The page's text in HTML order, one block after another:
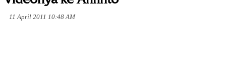
11 April 2011 10:48 AM